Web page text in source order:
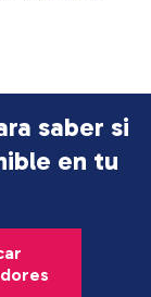
saber si
en tu